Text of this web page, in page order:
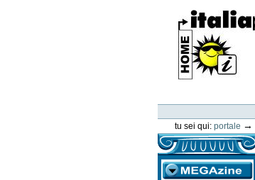
contenuti.
Spostati
navigazione
personali
tu sei qui: portale →